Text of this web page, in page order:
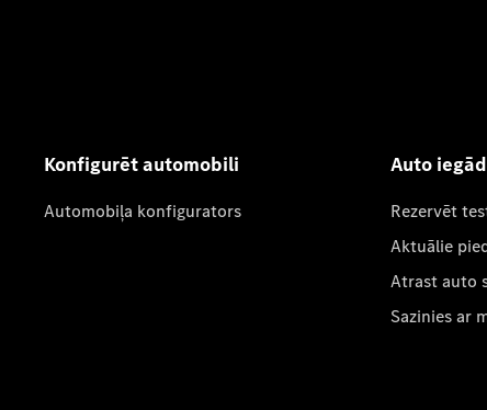
Konfigurēt automobili
Automobiļa konfigurators
Auto
Rezervēt
Aktuālie
Atrast auto
Sazinies ar